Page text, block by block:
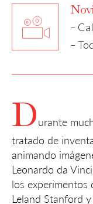
–
–
Durante
tratado de
animando
Leonardo da
los experimentos
Leland Stanford